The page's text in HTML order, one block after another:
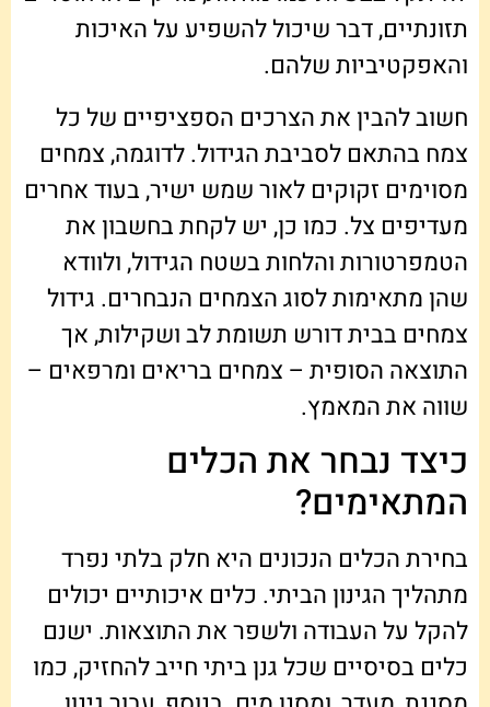
תזונתיים, דבר שיכול להשפיע על האיכות
והאפקטיביות שלהם.
חשוב להבין את הצרכים הספציפיים של כל
צמח בהתאם לסביבת הגידול. לדוגמה, צמחים
מסוימים זקוקים לאור שמש ישיר, בעוד אחרים
מעדיפים צל. כמו כן, יש לקחת בחשבון את
הטמפרטורות והלחות בשטח הגידול, ולוודא
שהן מתאימות לסוג הצמחים הנבחרים. גידול
צמחים בבית דורש תשומת לב ושקילות, אך
התוצאה הסופית – צמחים בריאים ומרפאים –
שווה את המאמץ.
כיצד נבחר את הכלים
המתאימים?
בחירת הכלים הנכונים היא חלק בלתי נפרד
מתהליך הגינון הביתי. כלים איכותיים יכולים
להקל על העבודה ולשפר את התוצאות. ישנם
כלים בסיסיים שכל גנן ביתי חייב להחזיק, כמו